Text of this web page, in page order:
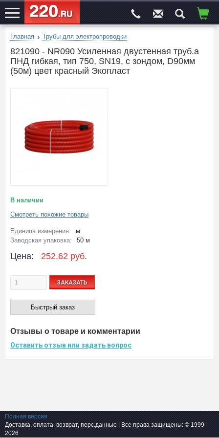
ЭЛЕКТРОСАЙТ№1
Главная Трубы для электропроводки
821090 - NR090 Усиленная двустенная труб.а
ПНД гибкая, тип 750, SN19, с зондом, D90мм
(50м) цвет красный Экопласт
В наличии
Смотреть похожие товары
Единица измерения:
м
Заводская упаковка:
50 м
Цена: 252,62 руб.
ЗАКАЗАТЬ
Быстрый заказ
Отзывы о товаре и комментарии
Оставить отзыв или задать вопрос
Полная версия
Доставка, оплата, возврат, перс.данные | Все права защищены: © 1999-
2026